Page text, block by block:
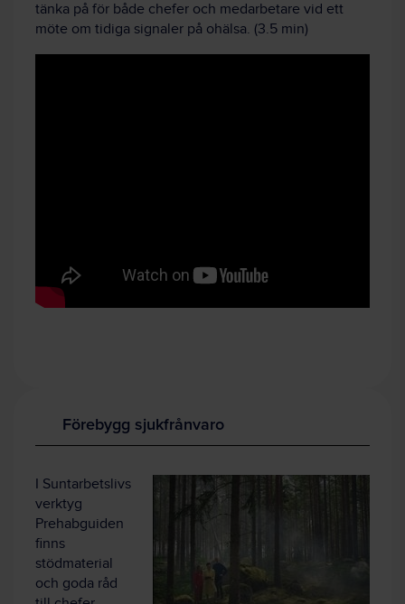
tänka på för både chefer och medarbetare vid ett
möte om tidiga signaler på ohälsa. (3.5 min)
Förebygg sjukfrånvaro
I Suntarbetslivs
verktyg
Prehabguiden
finns
stödmaterial
och goda råd